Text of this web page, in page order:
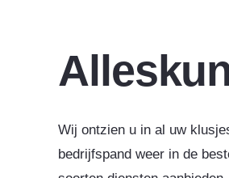
Wij ontzien u in al uw
bedrijfspand weer in de